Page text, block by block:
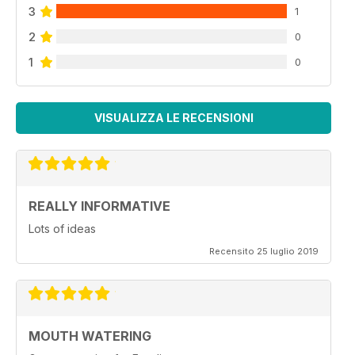
3 1
2 0
1 0
VISUALIZZA LE RECENSIONI
REALLY INFORMATIVE
Lots of ideas
Recensito 25 luglio 2019
MOUTH WATERING